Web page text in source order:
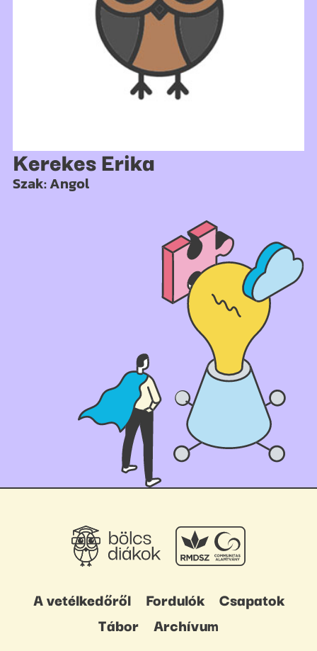
Kerekes Erika
Szak: Angol
A vetélkedőről Fordulók
Csapatok
Tábor
Archívum